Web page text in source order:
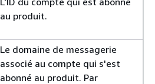
au produit.
Le domaine de messagerie
associé au compte qui s'est
abonné au produit. Par